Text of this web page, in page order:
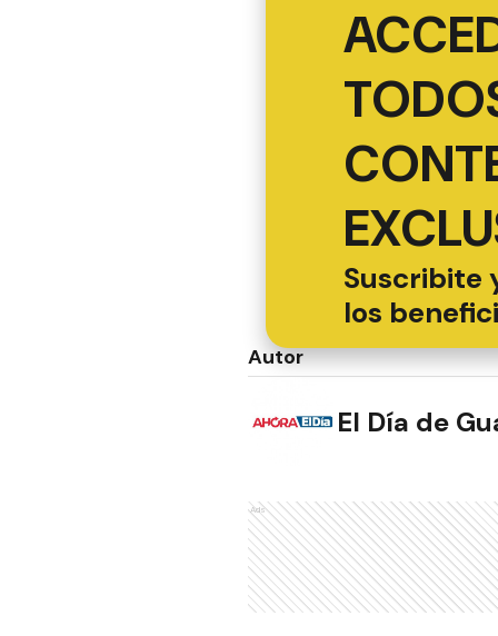
Suscribite
los
Autor
El Día de
Ads